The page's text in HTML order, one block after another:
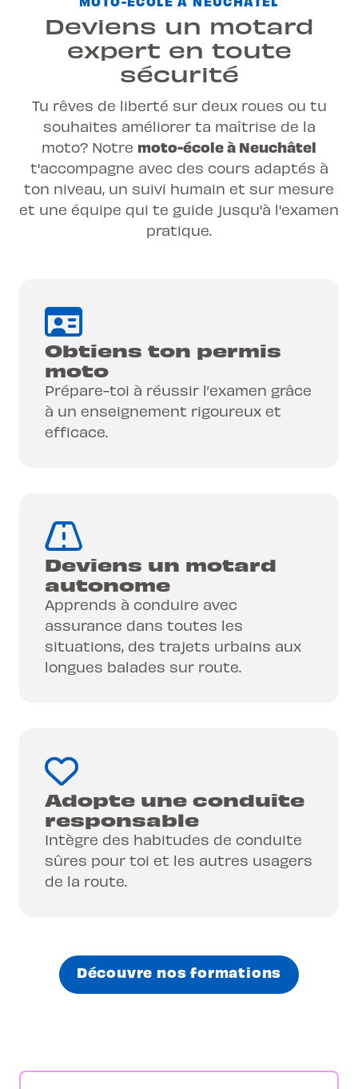
Deviens un motard
expert en toute
sécurité
Tu rêves de liberté sur deux roues ou tu
souhaites améliorer ta maîtrise de la
moto? Notre moto-école à Neuchâtel
t'accompagne avec des cours adaptés à
ton niveau, un suivi humain et sur mesure
et une équipe qui te guide jusqu'à l'examen
pratique.
Obtiens ton permis
moto
Prépare-toi à réussir l’examen grâce
à un enseignement rigoureux et
efficace.
Deviens un motard
autonome
Apprends à conduire avec
assurance dans toutes les
situations, des trajets urbains aux
longues balades sur route.
Adopte une conduite
responsable
Intègre des habitudes de conduite
sûres pour toi et les autres usagers
de la route.
Découvre nos formations